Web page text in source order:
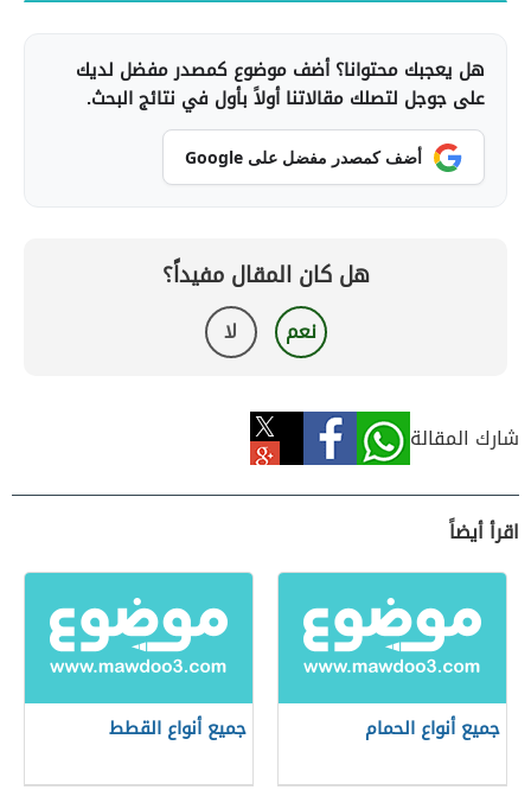
هل يعجبك محتوانا؟ أضف موضوع كمصدر مفضل لديك
على جوجل لتصلك مقالاتنا أولاً بأول في نتائج البحث.
أضف كمصدر مفضل على Google
هل كان المقال مفيداً؟
نعم لا
شارك المقالة
اقرأ أيضاً
جميع أنواع الحمام جميع أنواع القطط